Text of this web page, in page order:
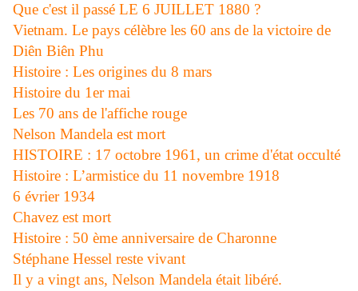
Que c'est il passé LE 6 JUILLET 1880 ?
Vietnam. Le pays célèbre les 60 ans de la victoire de
Diên Biên Phu
Histoire : Les origines du 8 mars
Histoire du 1er mai
Les 70 ans de l'affiche rouge
Nelson Mandela est mort
HISTOIRE : 17 octobre 1961, un crime d'état occulté
Histoire : L’armistice du 11 novembre 1918
6 évrier 1934
Chavez est mort
Histoire : 50 ème anniversaire de Charonne
Stéphane Hessel reste vivant
Il y a vingt ans, Nelson Mandela était libéré.